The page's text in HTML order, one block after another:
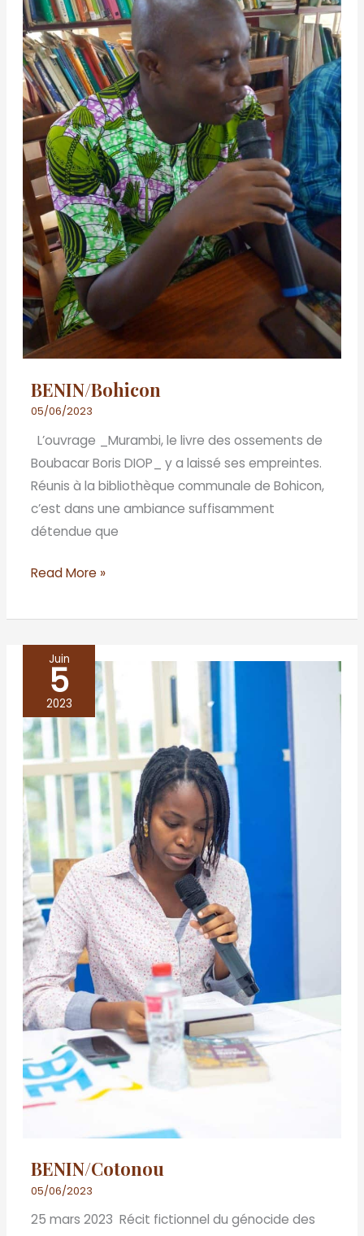
BENIN/Bohicon
05/06/2023
L’ouvrage _Murambi, le livre des ossements de
Boubacar Boris DIOP_ y a laissé ses empreintes.
Réunis à la bibliothèque communale de Bohicon,
c’est dans une ambiance suffisamment
détendue que
Read More »
Juin
5
2023
BENIN/Cotonou
05/06/2023
25 mars 2023 Récit fictionnel du génocide des
BENIN/Cotonou